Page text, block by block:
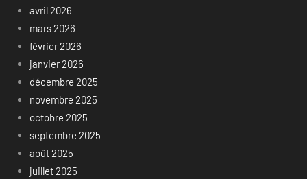
avril 2026
mars 2026
février 2026
janvier 2026
décembre 2025
novembre 2025
octobre 2025
septembre 2025
août 2025
juillet 2025